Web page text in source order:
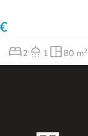
2 1 80 m2